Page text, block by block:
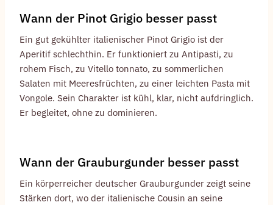
Wann der Pinot Grigio besser passt
Ein gut gekühlter italienischer Pinot Grigio ist der
Aperitif schlechthin. Er funktioniert zu Antipasti, zu
rohem Fisch, zu Vitello tonnato, zu sommerlichen
Salaten mit Meeresfrüchten, zu einer leichten Pasta mit
Vongole. Sein Charakter ist kühl, klar, nicht aufdringlich.
Er begleitet, ohne zu dominieren.
Wann der Grauburgunder besser passt
Ein körperreicher deutscher Grauburgunder zeigt seine
Stärken dort, wo der italienische Cousin an seine